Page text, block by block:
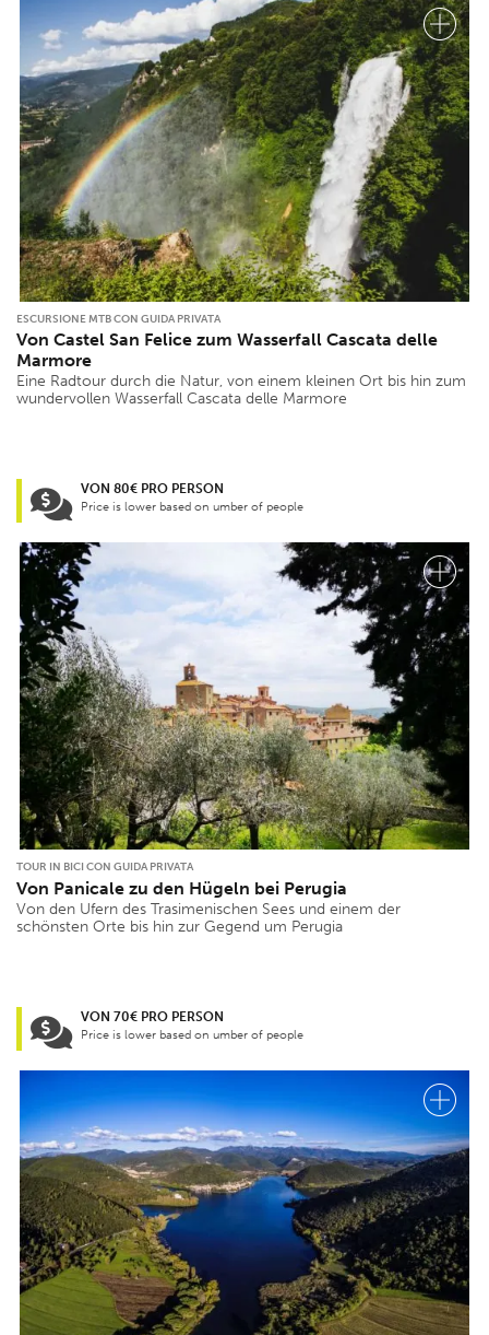
ESCURSIONE MTB CON GUIDA PRIVATA
Von Castel San Felice zum Wasserfall Cascata delle
Marmore
Eine Radtour durch die Natur, von einem kleinen Ort bis hin zum
wundervollen Wasserfall Cascata delle Marmore
VON 80€ PRO PERSON
Price is lower based on umber of people
TOUR IN BICI CON GUIDA PRIVATA
Von Panicale zu den Hügeln bei Perugia
Von den Ufern des Trasimenischen Sees und einem der
schönsten Orte bis hin zur Gegend um Perugia
VON 70€ PRO PERSON
Price is lower based on umber of people